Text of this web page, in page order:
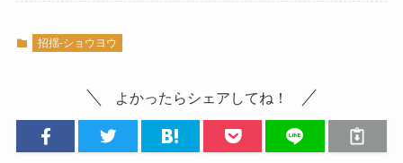
招揺-ショウヨウ
よかったらシェアしてね！